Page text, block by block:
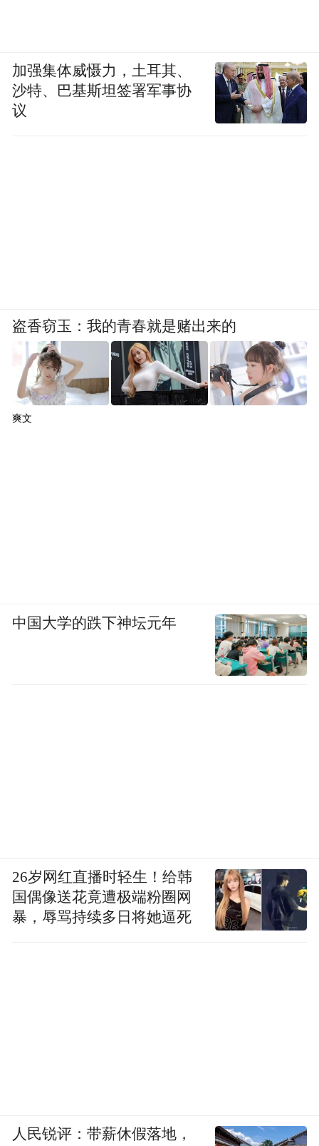
加强集体威慑力，土耳其、
沙特、巴基斯坦签署军事协
议
盗香窃玉：我的青春就是赌出来的
爽文
中国大学的跌下神坛元年
26岁网红直播时轻生！给韩
国偶像送花竟遭极端粉圈网
暴，辱骂持续多日将她逼死
人民锐评：带薪休假落地，